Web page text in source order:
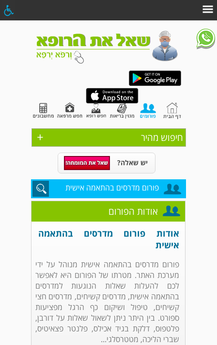
+ חיפוש מהיר
יש שאלה?
פורום מדרסים בהתאמה אישית
אודות הפורום
אודות פורום מדרסים בהתאמה
אישית
פורום מדרסים בהתאמה אישית מנוהל על ידי
מערכת האתר. מטרתו של הפורום היא לאפשר
לכם להעלות שאלות הנוגעות למדרסים
בהתאמה אישית, מדרסים קשיחים, מדרסים חצי
קשיחים, טיפול ושיקום כף הרגל מפציעות
ספורט. בין היתר ניתן לשאול שאלות על דורבן,
פלטפוס, דלקת בגיד אכילס, פלנטר פצאיטיס,
שברי הליכה, מטטרסלגי...